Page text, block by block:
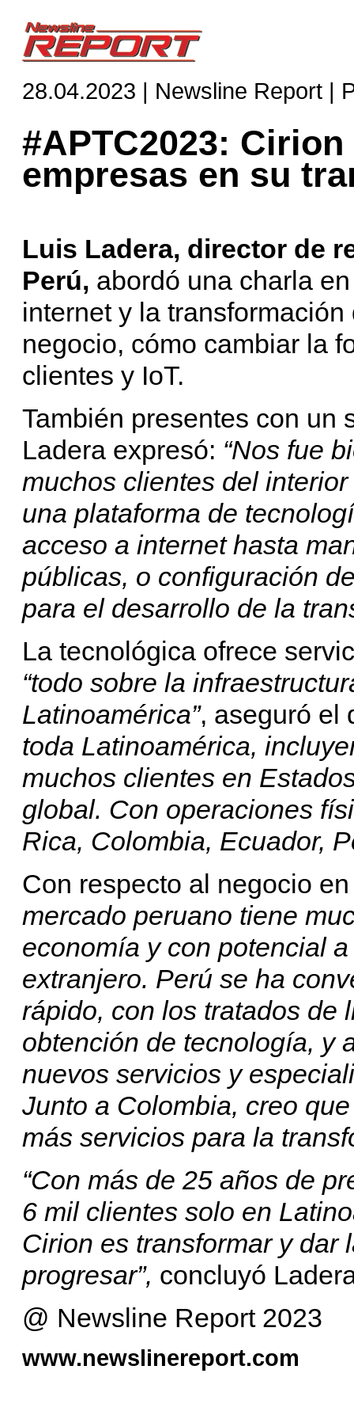
28.04.2023 | Newsline Report |
#APTC2023:
empresas en su
Luis Ladera, director de
Perú, abordó una charla
internet y la
negocio, cómo cambiar la
clientes y IoT.
También presentes con un
Ladera expresó: “Nos fue
muchos clientes del
una plataforma de
acceso a internet hasta
públicas, o configuración
para el desarrollo de la
La tecnológica ofrece
“todo sobre la
Latinoamérica”, aseguró el
toda Latinoamérica,
muchos clientes en
global. Con operaciones
Rica, Colombia, Ecuador,
Con respecto al negocio
mercado peruano tiene
economía y con potencial
extranjero. Perú se ha
rápido, con los tratados de
obtención de tecnología, y
nuevos servicios y
Junto a Colombia, creo
más servicios para la
“Con más de 25 años de
6 mil clientes solo en
Cirion es transformar y dar
progresar”, concluyó
@ Newsline Report 2023
www.newslinereport.com